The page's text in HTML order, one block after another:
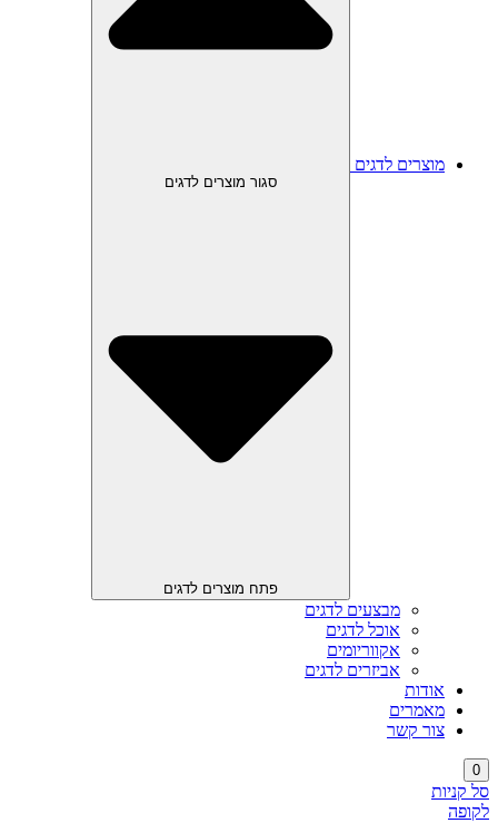
מוצרים לדגים
סגור מוצרים לדגים
פתח מוצרים לדגים
מבצעים לדגים
אוכל לדגים
אקווריומים
אביזרים לדגים
אודות
מאמרים
צור קשר
0
סל קניות
לקופה